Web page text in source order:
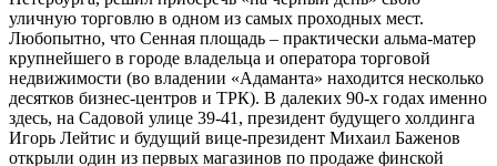
уличную торговлю в одном из самых проходных мест.
Любопытно, что Сенная площадь – практически альма-матер
крупнейшего в городе владельца и оператора торговой
недвижимости (во владении «Адаманта» находится несколько
десятков бизнес-центров и ТРК). В далеких 90-х годах именно
здесь, на Садовой улице 39-41, президент будущего холдинга
Игорь Лейтис и будущий вице-президент Михаил Баженов
открыли один из первых магазинов по продаже финской